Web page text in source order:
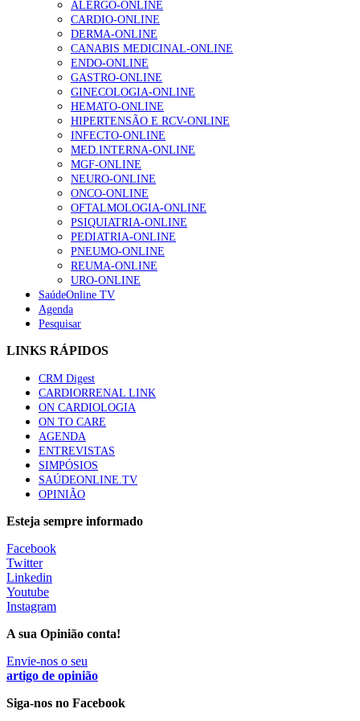
Enfermagem Forense. “Da urgência ao tribunal, cada
gesto conta e cada profissional faz a diferença”
202 visualizações
Alguns milhares de utentes podem ficar sem médico de
família com nova regras do registo, alerta associação
175 visualizações
Quase quatro em cada dez doentes com enfarte
apresentavam níveis elevados de Lp(a), revela estudo
86 visualizações
“Os programas de rastreio do cancro do pulmão são
custo-efetivos e representam um investimento
sustentável para os sistemas de saúde”
Trodelvy aprovado para primeira linha no cancro da
mama triplo negativo metastático em doentes não
elegíveis para inibidores PD-(L)1
61 visualizações
Especialistas defendem mais potássio na alimentação
para ajudar a controlar a hipertensão
MAIS NOTÍCIAS
Sindicato diz que nova carreira de médicos dentistas reforça
estabilidade no SNS
Mais de 400 utentes beneficiaram de comparticipação reforçada
para tratamentos de infertilidade na Madeira
ALERGO-ONLINE
CARDIO-ONLINE
DERMA-ONLINE
CANABIS MEDICINAL-ONLINE
ENDO-ONLINE
GASTRO-ONLINE
GINECOLOGIA-ONLINE
HEMATO-ONLINE
HIPERTENSÃO E RCV-ONLINE
INFECTO-ONLINE
MED.INTERNA-ONLINE
MGF-ONLINE
NEURO-ONLINE
ONCO-ONLINE
OFTALMOLOGIA-ONLINE
PSIQUIATRIA-ONLINE
PEDIATRIA-ONLINE
PNEUMO-ONLINE
REUMA-ONLINE
URO-ONLINE
SaúdeOnline TV
Agenda
Pesquisar
LINKS RÁPIDOS
CRM Digest
CARDIORRENAL LINK
ON CARDIOLOGIA
ON TO CARE
AGENDA
ENTREVISTAS
SIMPÓSIOS
SAÚDEONLINE.TV
OPINIÃO
Esteja sempre informado
Facebook
Twitter
Linkedin
Youtube
Instagram
A sua Opinião conta!
Envie-nos o seu
artigo de opinião
Siga-nos no Facebook